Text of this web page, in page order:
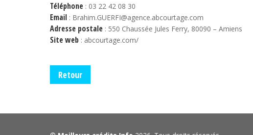
Téléphone : 03 22 42 08 30
Email : Brahim.GUERFI@agence.abcourtage.com
Adresse postale : 550 Chaussée Jules Ferry, 80090 – Amiens
Site web : abcourtage.com/
Retour